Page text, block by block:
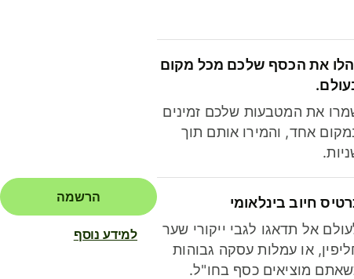
את הכסף שלכם מכל מקום
את המטבעות שלכם זמינים
אחד, והמירו אותם תוך
חיוב בינלאומי
אל תדאגו לגבי ייקורי שער
או עמלות עסקה גבוהות
מוציאים כסף בחו"ל.
הרשמה
למידע נוסף